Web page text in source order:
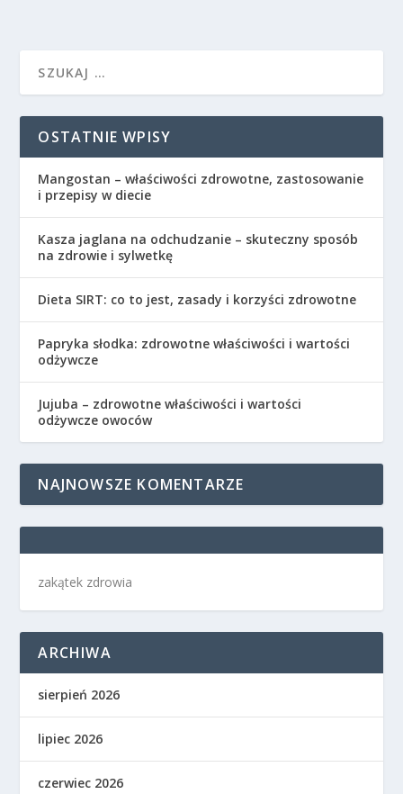
OSTATNIE WPISY
Mangostan – właściwości zdrowotne, zastosowanie
i przepisy w diecie
Kasza jaglana na odchudzanie – skuteczny sposób
na zdrowie i sylwetkę
Dieta SIRT: co to jest, zasady i korzyści zdrowotne
Papryka słodka: zdrowotne właściwości i wartości
odżywcze
Jujuba – zdrowotne właściwości i wartości
odżywcze owoców
NAJNOWSZE KOMENTARZE
zakątek zdrowia
ARCHIWA
sierpień 2026
lipiec 2026
czerwiec 2026